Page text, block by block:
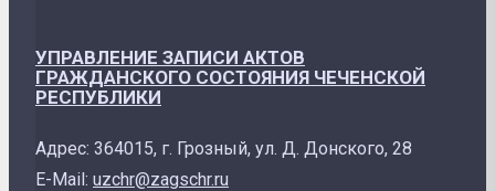
УПРАВЛЕНИЕ ЗАПИСИ АКТОВ
ГРАЖДАНСКОГО СОСТОЯНИЯ ЧЕЧЕНСКОЙ
РЕСПУБЛИКИ
Адрес: 364015, г. Грозный, ул. Д. Донского, 28
E-Mail: uzchr@zagschr.ru